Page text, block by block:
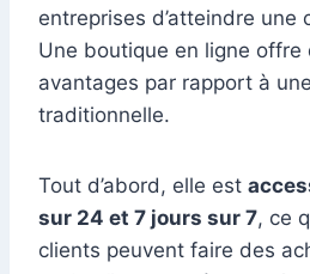
entreprises d’atteindre une
Une boutique en ligne offre
avantages par rapport à
traditionnelle.
Tout d’abord, elle est
sur 24 et 7 jours sur 7, ce
clients peuvent faire des